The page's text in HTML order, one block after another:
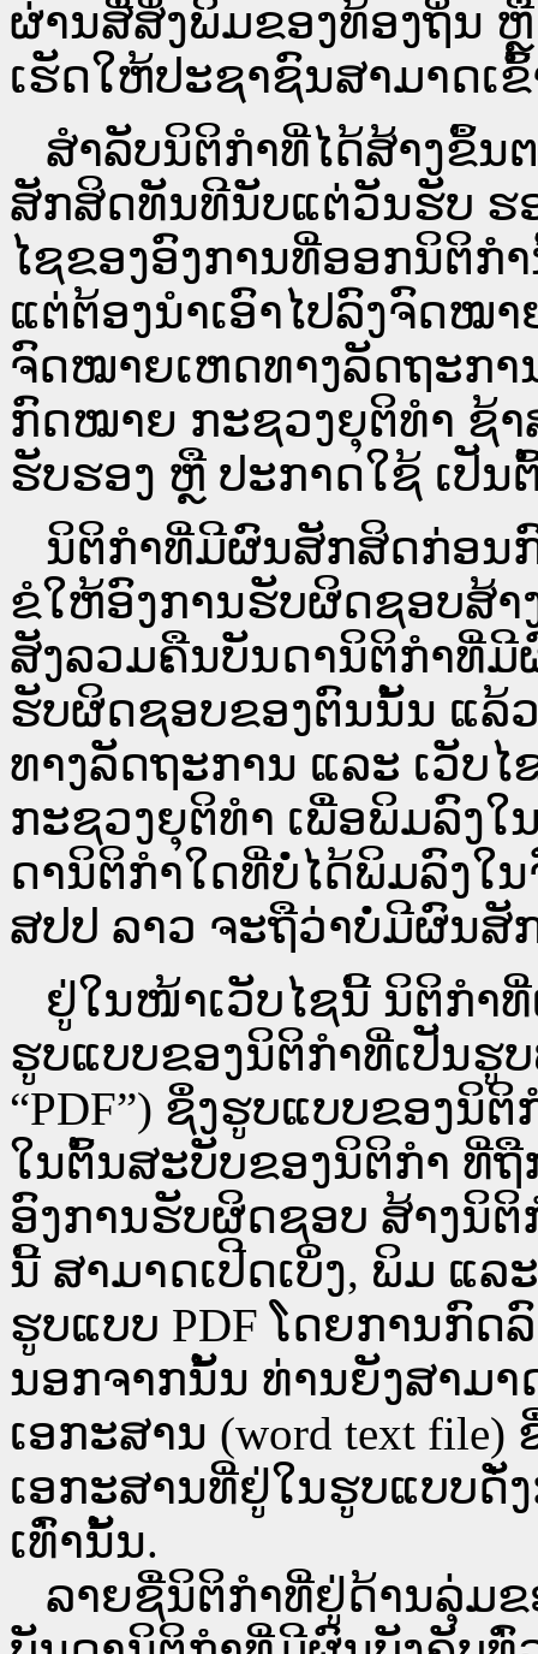
ຜ່ານ​ສື່ສິ່ງພິມຂອງທ້ອງຖິ່ນ
ເຮັດໃຫ້ປະຊາຊົນສາມາດເຂົ້
ສໍາລັບນິຕິກໍາທີ່ໄດ້ສ້າງຂຶ້ນ
ສັກສິດທັນທີນັບແຕ່ວັນຮັບ ຮ
ໄຊຂອງອົງການທີ່ອອກນິຕິ
ແຕ່ຕ້ອງນໍາເອົາໄປລົງຈົດໝ
ຈົດ​ໝາຍ​ເຫດ​ທາງ​ລັດ​ຖະ​ກ
ກົດໝາຍ ກະຊວງຍຸຕິທໍາ ຊ້
ຮັບຮອງ ຫຼື ປະກາດໃຊ້ ເປັນ
ນິ​ຕິ​ກຳ​ທີ່​ມີ​ຜົນ​ສັກ​ສິດ​ກ່ອນ​
ຂໍໃຫ້ອົງ​ການ​ຮັບ​ຜິດ​ຊອບ​ສ້າ
ສັງລວມຄືນບັນດານິຕິກໍາທີ່ມີ
ຮັບຜິດຊອບຂອງຕົນນັ້ນ ແລ້
ທາງ​ລັດ​ຖະ​ການ ແລະ ເວັບ
ກະຊວງຍຸຕິທໍາ ເພື່ອພິມລົງ
ດາ​ນິ​ຕິ​ກຳ​ໃດ​ທີ່ບໍ່​ໄດ້​ພິມ​ລົງ​ໃ
ສປ​ປ ລາວ ​ຈະຖື​ວ່າບໍ່​ມີ​ຜົນ​ສັ
ຢູ່ໃນໜ້າ​ເວັບ​ໄຊ​ນີ້ ນິຕິກຳ
ຮູບແບບຂອງນິຕິກໍາທີ່ເປັນຮູບພ
“PDF”) ຊຶ່ງຮູບແບບຂອງນິ
ໃນຕົ້ນສະບັບຂອງນິຕິກໍາ ທີ່
ອົງການຮັບຜິດຊອບ ສ້າງນິຕິ
ນີ້ ສາມາດເປີດເບິ່ງ, ພິມ ແລ
ຮູບແບບ PDF ໂດຍການກົດ
ນອກຈາກນັ້ນ ທ່ານຍັງສາມາ
ເອກະສານ (word text
ເອກະສານທີ່ຢູ່ໃນຮູບແບບດັ່
ເທົ່ານັ້ນ.
ລາຍຊື່ນິຕິກຳທີ່ຢູ່ດ້ານລຸ່ມ